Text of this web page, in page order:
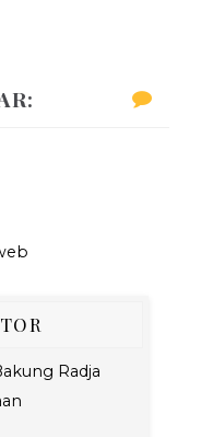
Radja